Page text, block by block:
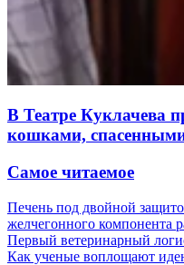
В Театре Куклачева
кошками,
Самое читаемое
Печень под двойной
желчегонного компонента
Первый ветеринарный
Как ученые воплощают